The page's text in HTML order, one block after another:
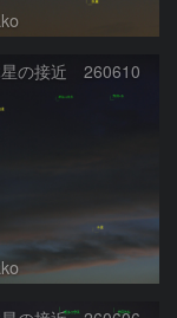
星の接近 260610